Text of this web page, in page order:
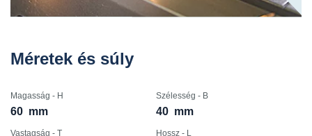
Méretek és súly
Magasság - H
60 mm
Szélesség - B
40 mm
Vastagság - T Hossz - L